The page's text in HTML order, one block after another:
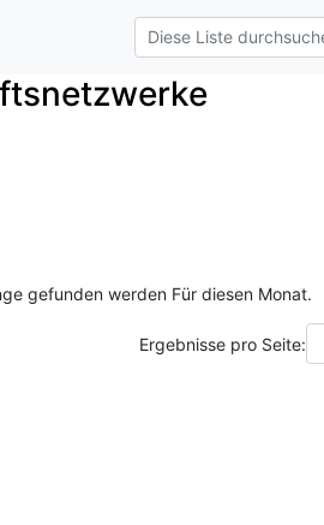
gefunden werden Für diesen Monat.
Ergebnisse pro Seite: